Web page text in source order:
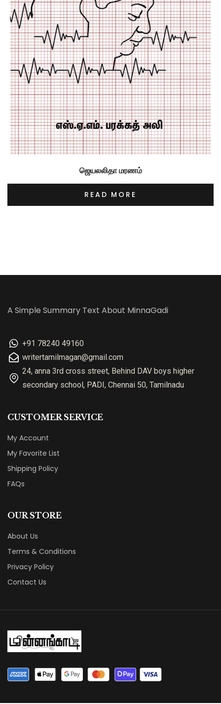
ஜெயலலிதா மரணம்
READ MORE
A Simple Summary Text About MinnaGadi
+91 78240 49160
writertamilmagan@gmail.com
24, anna 3rd cross street, Behind DAV boys higher
secondary school, PADI, Chennai 50, Tamilnadu
CUSTOMER SERVICE
My Account
My Favorite List
Shipping Policy
FAQs
OUR STORE
About Us
Terms & Conditions
Privacy Policy
Contact Us